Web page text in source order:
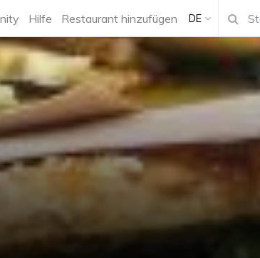
Hilfe Restaurant hinzufügen DE